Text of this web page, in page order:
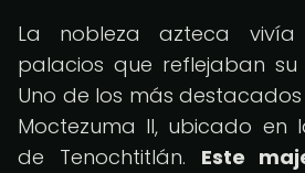
La nobleza azteca vivía
palacios que reflejaban
Uno de los más
Moctezuma II, ubicado en
de Tenochtitlán. Este